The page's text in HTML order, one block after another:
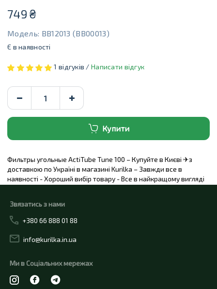
749 ₴
Модель: BB12013 (BB00013)
Є в наявності
1 відгуків /Написати відгук
Купити
Фильтры угольные ActiTube Tune 100 – Купуйте в Києві ✈з
доставкою по Україні в магазині Kurilka – Завжди все в
наявності - Хороший вибір товару - Все в найкращому вигляді
Звязатись з нами
+380 66 888 01 88
info@kurilka.in.ua
Ми в Соціальних мережах